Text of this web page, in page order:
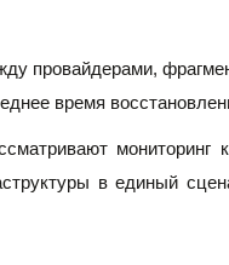
провайдерами,
время
мониторинг
в единый